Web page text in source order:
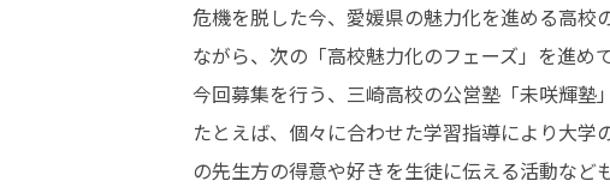
危機を脱した今、愛媛県の魅力化を進める高
ながら、次の「高校魅力化のフェーズ」を進め
今回募集を行う、三崎高校の公営塾「未咲輝塾
たとえば、個々に合わせた学習指導により大
の先生方の得意や好きを生徒に伝える活動など